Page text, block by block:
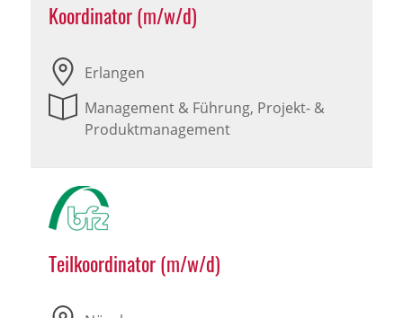
Koordinator (m/w/d)
Erlangen
Management & Führung, Projekt- &
Produktmanagement
Teilkoordinator (m/w/d)